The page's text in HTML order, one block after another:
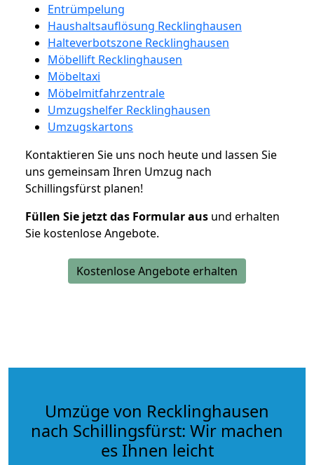
Entrümpelung
Haushaltsauflösung Recklinghausen
Halteverbotszone Recklinghausen
Möbellift Recklinghausen
Möbeltaxi
Möbelmitfahrzentrale
Umzugshelfer Recklinghausen
Umzugskartons
Kontaktieren Sie uns noch heute und lassen Sie
uns gemeinsam Ihren Umzug nach
Schillingsfürst planen!
Füllen Sie jetzt das Formular aus und erhalten
Sie kostenlose Angebote.
Kostenlose Angebote erhalten
Umzüge von Recklinghausen
nach Schillingsfürst: Wir machen
es Ihnen leicht